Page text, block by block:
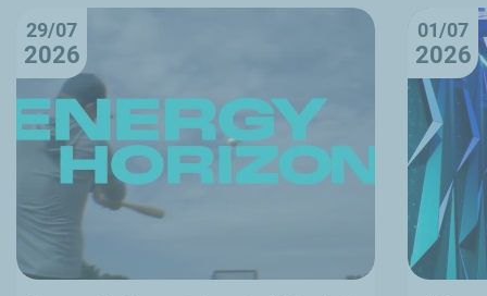
29/07
2026
01/07
2026